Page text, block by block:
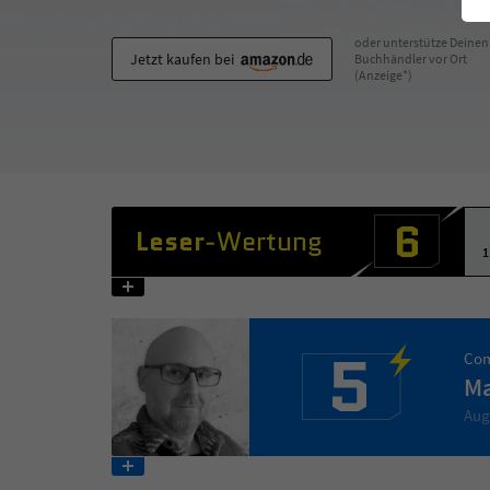
Jetzt kaufen bei
oder unterstütze Deinen
Buchhändler vor Ort
(Anzeige*)
Leser-Wertung 6
1
5